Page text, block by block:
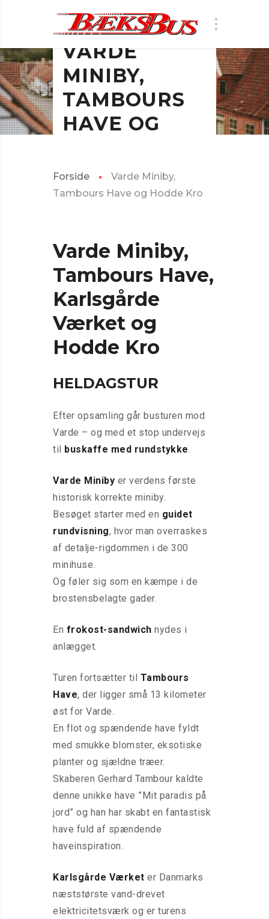
BÆKS BUS
VARDE
MINIBY,
TAMBOURS
HAVE OG
Forside
Varde Miniby,
Tambours Have og Hodde Kro
Varde Miniby,
Tambours Have,
Karlsgårde
Værket og
Hodde Kro
HELDAGSTUR
Efter opsamling går busturen mod
Varde – og med et stop undervejs
til buskaffe med rundstykke.
Varde Miniby er verdens første
historisk korrekte miniby.
Besøget starter med en guidet
rundvisning, hvor man overraskes
af detalje-rigdommen i de 300
minihuse.
Og føler sig som en kæmpe i de
brostensbelagte gader.
En frokost-sandwich nydes i
anlægget.
Turen fortsætter til Tambours
Have, der ligger små 13 kilometer
øst for Varde.
En flot og spændende have fyldt
med smukke blomster, eksotiske
planter og sjældne træer.
Skaberen Gerhard Tambour kaldte
denne unikke have ”Mit paradis på
jord” og han har skabt en fantastisk
have fuld af spændende
haveinspiration.
Karlsgårde Værket er Danmarks
næststørste vand-drevet
elektricitetsværk og er turens